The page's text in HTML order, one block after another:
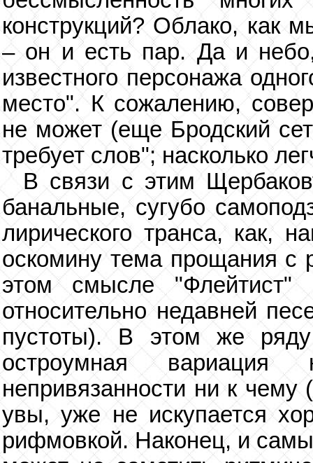
конструкций? Облако, как
– он и есть пар. Да и
известного персонажа
место". К сожалению,
не может (еще Бродский
требует слов"; насколько
В связи с этим
банальные, сугубо
лирического транса, как,
оскомину тема прощания с
этом смысле "Флейтист"
относительно недавней
пустоты). В этом же
остроумная
непривязанности ни к чему
увы, уже не искупается
рифмовкой. Наконец, и